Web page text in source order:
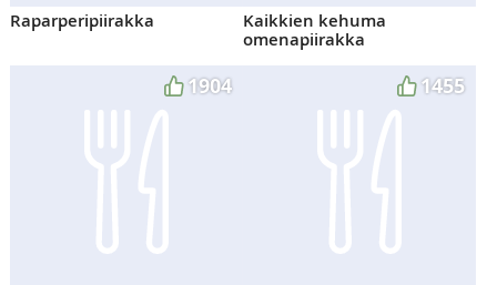
Raparperipiirakka
Kaikkien kehuma
omenapiirakka
1904 1455